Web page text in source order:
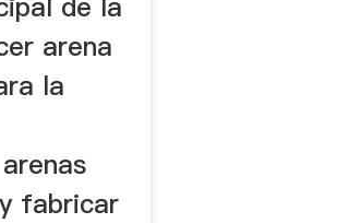
arena
la
fabricar